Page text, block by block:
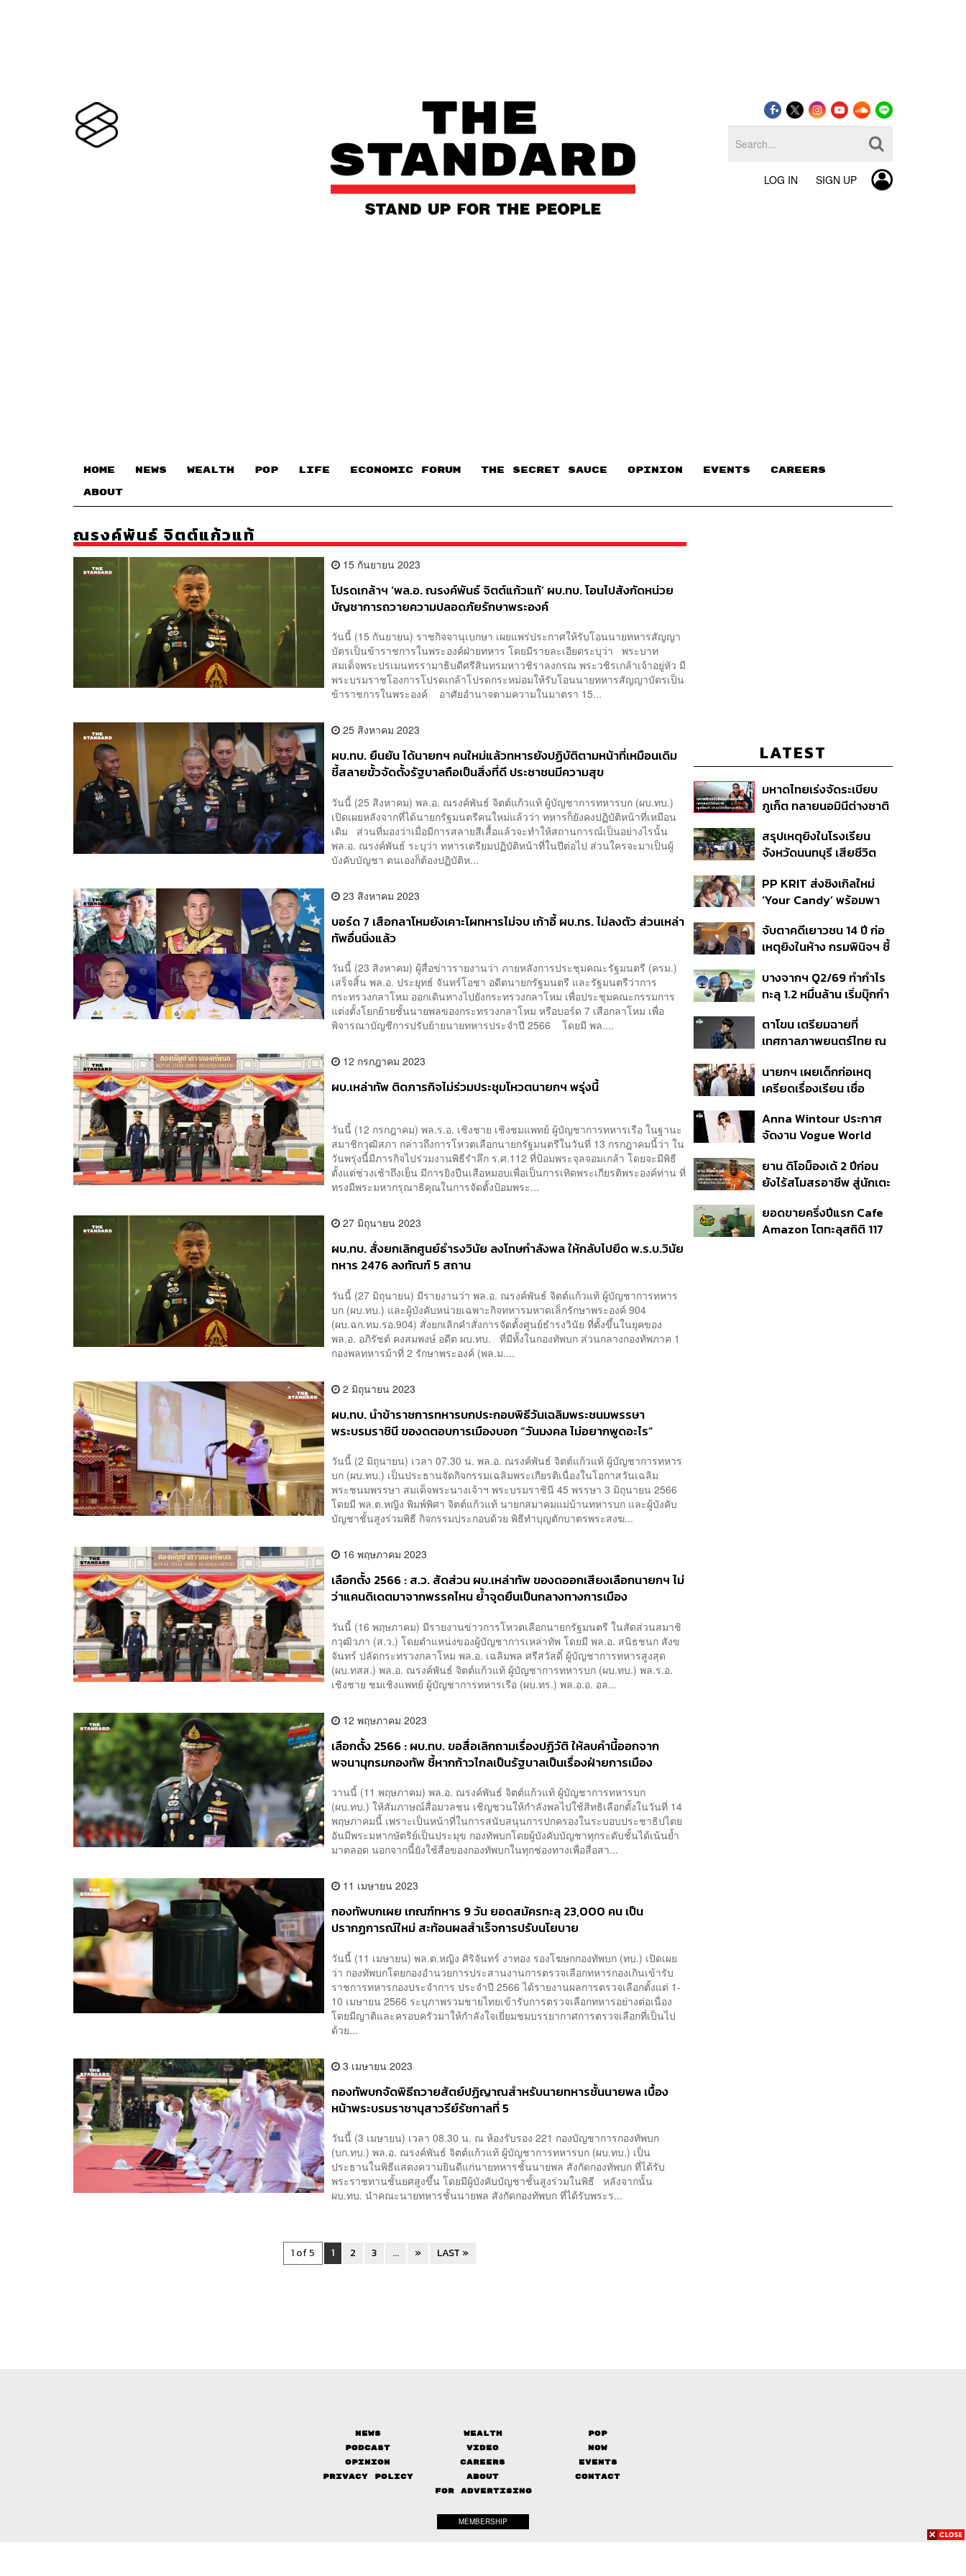
LOG IN SIGN UP
HOME NEWS WEALTH POP LIFE ECONOMIC FORUM THE SECRET SAUCE​ OPINION EVENTS CAREERS
ABOUT
ณรงค์พันธ์ จิตต์แก้วแท้
15 กันยายน 2023
โปรดเกล้าฯ ‘พล.อ. ณรงค์พันธ์ จิตต์แก้วแท้’ ผบ.ทบ. โอนไปสังกัดหน่วย
บัญชาการถวายความปลอดภัยรักษาพระองค์
วันนี้ (15 กันยายน) ราชกิจจานุเบกษา เผยแพร่ประกาศให้รับโอนนายทหารสัญญา
บัตรเป็นข้าราชการในพระองค์ฝ่ายทหาร โดยมีรายละเอียดระบุว่า พระบาท
สมเด็จพระปรเมนทรรามาธิบดีศรีสินทรมหาวชิราลงกรณ พระวชิรเกล้าเจ้าอยู่หัว มี
พระบรมราชโองการโปรดเกล้าโปรดกระหม่อมให้รับโอนนายทหารสัญญาบัตรเป็น
ข้าราชการในพระองค์ อาศัยอำนาจตามความในมาตรา 15...
25 สิงหาคม 2023
ผบ.ทบ. ยืนยัน ได้นายกฯ คนใหม่แล้วทหารยังปฏิบัติตามหน้าที่เหมือนเดิม
ชี้สลายขั้วจัดตั้งรัฐบาลถือเป็นสิ่งที่ดี ประชาชนมีความสุข
วันนี้ (25 สิงหาคม) พล.อ. ณรงค์พันธ์ จิตต์แก้วแท้ ผู้บัญชาการทหารบก (ผบ.ทบ.)
เปิดเผยหลังจากที่ได้นายกรัฐมนตรีคนใหม่แล้วว่า ทหารก็ยังคงปฏิบัติหน้าที่เหมือน
เดิม ส่วนที่มองว่าเมื่อมีการสลายสีเสื้อแล้วจะทำให้สถานการณ์เป็นอย่างไรนั้น
พล.อ. ณรงค์พันธ์ ระบุว่า ทหารเตรียมปฏิบัติหน้าที่ในปีต่อไป ส่วนใครจะมาเป็นผู้
บังคับบัญชา ตนเองก็ต้องปฏิบัติห...
23 สิงหาคม 2023
บอร์ด 7 เสือกลาโหมยังเคาะโผทหารไม่จบ เก้าอี้ ผบ.ทร. ไม่ลงตัว ส่วนเหล่า
ทัพอื่นนิ่งแล้ว
วันนี้ (23 สิงหาคม) ผู้สื่อข่าวรายงานว่า ภายหลังการประชุมคณะรัฐมนตรี (ครม.)
เสร็จสิ้น พล.อ. ประยุทธ์ จันทร์โอชา อดีตนายกรัฐมนตรี และรัฐมนตรีว่าการ
กระทรวงกลาโหม ออกเดินทางไปยังกระทรวงกลาโหม เพื่อประชุมคณะกรรมการ
แต่งตั้งโยกย้ายชั้นนายพลของกระทรวงกลาโหม หรือบอร์ด 7 เสือกลาโหม เพื่อ
พิจารณาบัญชีการปรับย้ายนายทหารประจำปี 2566 โดยมี พล....
12 กรกฎาคม 2023
ผบ.เหล่าทัพ ติดภารกิจไม่ร่วมประชุมโหวตนายกฯ พรุ่งนี้
วันนี้ (12 กรกฎาคม) พล.ร.อ. เชิงชาย เชิงชมแพทย์ ผู้บัญชาการทหารเรือ ในฐานะ
สมาชิกวุฒิสภา กล่าวถึงการโหวตเลือกนายกรัฐมนตรีในวันที่ 13 กรกฎาคมนี้ว่า ใน
วันพรุ่งนี้มีภารกิจไปร่วมงานพิธีรำลึก ร.ศ.112 ที่ป้อมพระจุลจอมเกล้า โดยจะมีพิธี
ตั้งแต่ช่วงเช้าถึงเย็น มีการยิงปืนเสือหมอบเพื่อเป็นการเทิดพระเกียรติพระองค์ท่าน ที่
ทรงมีพระมหากรุณาธิคุณในการจัดตั้งป้อมพระ...
27 มิถุนายน 2023
ผบ.ทบ. สั่งยกเลิกศูนย์ธำรงวินัย ลงโทษกำลังพล ให้กลับไปยึด พ.ร.บ.วินัย
ทหาร 2476 ลงทัณฑ์ 5 สถาน
วันนี้ (27 มิถุนายน) มีรายงานว่า พล.อ. ณรงค์พันธ์ จิตต์แก้วแท้ ผู้บัญชาการทหาร
บก (ผบ.ทบ.) และผู้บังคับหน่วยเฉพาะกิจทหารมหาดเล็กรักษาพระองค์​ 904
(ผบ.ฉก.ทม.รอ.904) สั่งยกเลิกคำสั่งการจัดตั้งศูนย์ธำรงวินัย ที่ตั้งขึ้นในยุคของ
พล.อ. อภิรัชต์ คงสมพงษ์ อดีต ผบ.ทบ. ที่มีทั้งในกองทัพบก ส่วนกลางกองทัพภาค 1
กองพลทหารม้าที่ 2 รักษาพระองค์ (พล.ม....
2 มิถุนายน 2023
ผบ.ทบ. นำข้าราชการทหารบกประกอบพิธีวันเฉลิมพระชนมพรรษา
พระบรมราชินี ของดตอบการเมืองบอก “วันมงคล ไม่อยากพูดอะไร”
วันนี้ (2 มิถุนายน) เวลา 07.30 น. พล.อ. ณรงค์พันธ์ จิตต์แก้วแท้ ผู้บัญชาการทหาร
บก (ผบ.ทบ.) เป็นประธานจัดกิจกรรมเฉลิมพระเกียรติเนื่องในโอกาสวันเฉลิม
พระชนมพรรษา สมเด็จพระนางเจ้าฯ พระบรมราชินี 45 พรรษา 3 มิถุนายน 2566
โดยมี พล.ต.หญิง พิมพ์พิศา จิตต์แก้วแท้ นายกสมาคมแม่บ้านทหารบก และผู้บังคับ
บัญชาชั้นสูงร่วมพิธี กิจกรรมประกอบด้วย พิธีทำบุญตักบาตรพระสงฆ...
16 พฤษภาคม 2023
เลือกตั้ง 2566 : ส.ว. สัดส่วน ผบ.เหล่าทัพ ของดออกเสียงเลือกนายกฯ ไม่
ว่าแคนดิเดตมาจากพรรคไหน ย้ำจุดยืนเป็นกลางทางการเมือง
วันนี้ (16 พฤษภาคม) มีรายงานข่าวการโหวตเลือกนายกรัฐมนตรี ในสัดส่วนสมาชิ
กวุฒิวภา (ส.ว.) โดยตำแหน่งของผู้บัญชาการเหล่าทัพ โดยมี พล.อ. สนิธชนก สังข
จันทร์ ปลัดกระทรวงกลาโหม พล.อ. เฉลิมพล ศรีสวัสดิ์ ผู้บัญชาการทหารสูงสุด
(ผบ.ทสส.) พล.อ. ณรงค์พันธ์ จิตต์แก้วแท้ ผู้บัญชาการทหารบก (ผบ.ทบ.) พล.ร.อ.
เชิงชาย ชมเชิงแพทย์ ผู้บัญชาการทหารเรือ (ผบ.ทร.) พล.อ.อ. อล...
12 พฤษภาคม 2023
เลือกตั้ง 2566 : ผบ.ทบ. ขอสื่อเลิกถามเรื่องปฏิวัติ ให้ลบคำนี้ออกจาก
พจนานุกรมกองทัพ ชี้หากก้าวไกลเป็นรัฐบาลเป็นเรื่องฝ่ายการเมือง
วานนี้ (11 พฤษภาคม) พล.อ. ณรงค์พันธ์ จิตต์แก้วแท้ ผู้บัญชาการทหารบก
(ผบ.ทบ.) ให้สัมภาษณ์สื่อมวลชน เชิญชวนให้กำลังพลไปใช้สิทธิเลือกตั้งในวันที่ 14
พฤษภาคมนี้ เพราะเป็นหน้าที่ในการสนับสนุนการปกครองในระบอบประชาธิปไตย
อันมีพระมหากษัตริย์เป็นประมุข กองทัพบกโดยผู้บังคับบัญชาทุกระดับชั้นได้เน้นย้ำ
มาตลอด นอกจากนี้ยังใช้สื่อของกองทัพบกในทุกช่องทางเพื่อสื่อสา...
11 เมษายน 2023
กองทัพบกเผย เกณฑ์ทหาร 9 วัน ยอดสมัครทะลุ 23,000 คน เป็น
ปรากฏการณ์ใหม่ สะท้อนผลสำเร็จการปรับนโยบาย
วันนี้ (11 เมษายน) พล.ต.หญิง ศิริจันทร์ งาทอง รองโฆษกกองทัพบก (ทบ.) เปิดเผย
ว่า กองทัพบกโดยกองอำนวยการประสานงานการตรวจเลือกทหารกองเกินเข้ารับ
ราชการทหารกองประจำการ ประจำปี 2566 ได้รายงานผลการตรวจเลือกตั้งแต่ 1-
10 เมษายน 2566 ระบุภาพรวมชายไทยเข้ารับการตรวจเลือกทหารอย่างต่อเนื่อง
โดยมีญาติและครอบครัวมาให้กำลังใจเยี่ยมชมบรรยากาศการตรวจเลือกที่เป็นไป
ด้วย...
3 เมษายน 2023
กองทัพบกจัดพิธีถวายสัตย์ปฏิญาณสำหรับนายทหารชั้นนายพล เบื้อง
หน้าพระบรมราชานุสาวรีย์รัชกาลที่ 5
วันนี้ (3 เมษายน) เวลา 08.30 น. ณ ห้องรับรอง 221 กองบัญชาการกองทัพบก
(บก.ทบ.) พล.อ. ณรงค์พันธ์ จิตต์แก้วแท้ ผู้บัญชาการทหารบก (ผบ.ทบ.) เป็น
ประธานในพิธีแสดงความยินดีแก่นายทหารชั้นนายพล สังกัดกองทัพบก ที่ได้รับ
พระราชทานชั้นยศสูงขึ้น โดยมีผู้บังคับบัญชาชั้นสูงร่วมในพิธี หลังจากนั้น
ผบ.ทบ. นำคณะนายทหารชั้นนายพล สังกัดกองทัพบก ที่ได้รับพระร...
1 of 5 1 2 3 ... » LAST »
LATEST
มหาดไทยเร่งจัดระเบียบ
ภูเก็ต ทลายนอมินีต่างชาติ
ที่ดิน เคลียร์ใบอนุญาต
โรงแรมค้าง 7 ปี
สรุปเหตุยิงในโรงเรียน
จังหวัดนนทบุรี เสียชีวิต
ปมค้นประวัติคดีกราดยิงที่
สหรัฐฯ
PP KRIT ส่งซิงเกิลใหม่
‘Your Candy’ พร้อมพา
สิกวิดีโอ
จับตาคดีเยาวชน 14 ปี ก่อ
เหตุยิงในห้าง กรมพินิจฯ ชี้
เนื่อง ประเมินปล่อยตัว
บางจากฯ Q2/69 ทำกำไร
ทะลุ 1.2 หมื่นล้าน เริ่มบุ๊กกำ
แรก หนุนรายได้ครึ่งปีทะลุ
3.2 แสนล้าน
ตาโขน เตรียมฉายที่
เทศกาลภาพยนตร์ไทย ณ
นายกฯ เผยเด็กก่อเหตุ
เครียดเรื่องเรียน เชื่อ
กระสุนอีกกว่า 30 นัด หาก
ไม่จบชีวิตตัวเองอาจสูญ
Anna Wintour ประกาศ
จัดงาน Vogue World
ยาน ดิโอม็องเด้ 2 ปีก่อน
ยังไร้สโมสรอาชีพ สู่นักเตะ
สัญญาถึงน้องสาวผู้ล่วง
ลับ
ยอดขายครึ่งปีแรก Cafe
Amazon โตทะลุสถิติ 117
News Wealth
Pop
Podcast
Video
Now
Opinion
Careers
Events
Privacy Policy
About
Contact
FOR ADVERTISING
MEMBERSHIP